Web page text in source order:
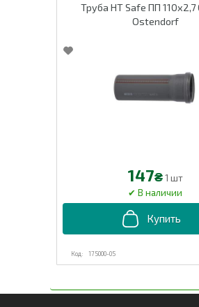
Труба HT Safe ПП 110х2,7 0,150m
Ostendorf
175000-05
147₴1 шт